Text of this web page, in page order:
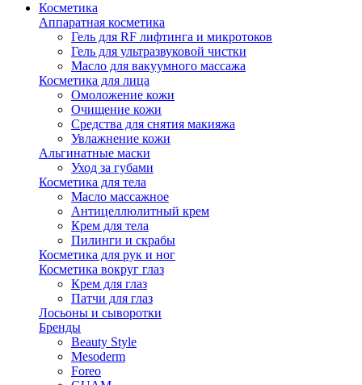
Косметика
Аппаратная косметика
Гель для RF лифтинга и микротоков
Гель для ультразвуковой чистки
Масло для вакуумного массажа
Косметика для лица
Омоложение кожи
Очищение кожи
Средства для снятия макияжа
Увлажнение кожи
Альгинатные маски
Уход за губами
Косметика для тела
Масло массажное
Антицеллюлитный крем
Крем для тела
Пилинги и скрабы
Косметика для рук и ног
Косметика вокруг глаз
Крем для глаз
Патчи для глаз
Лосьоны и сыворотки
Бренды
Beauty Style
Mesoderm
Foreo